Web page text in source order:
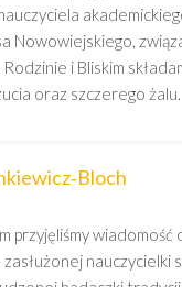
Nowowiejskiego,
i Bliskim
oraz szczerego żalu.
przyjęliśmy
zasłużonej nauczycielki